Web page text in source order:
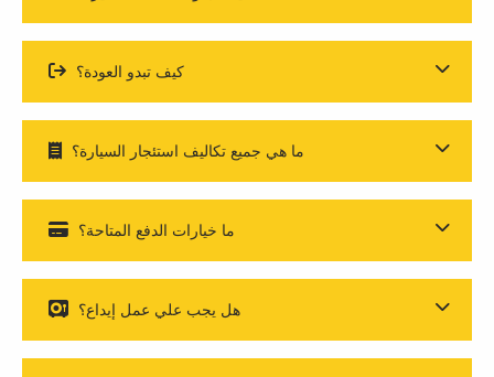
كيف تبدو العودة؟
ما هي جميع تكاليف استئجار السيارة؟
ما خيارات الدفع المتاحة؟
هل يجب علي عمل إيداع؟